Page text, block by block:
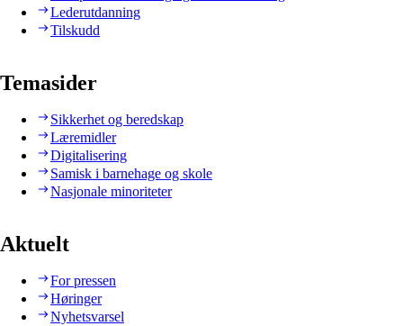
Lederutdanning
Tilskudd
Temasider
Sikkerhet og beredskap
Læremidler
Digitalisering
Samisk i barnehage og skole
Nasjonale minoriteter
Aktuelt
For pressen
Høringer
Nyhetsvarsel